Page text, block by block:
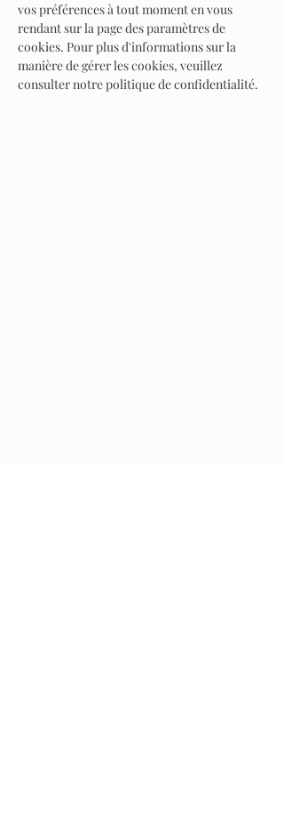
vos préférences à tout moment en vous
rendant sur la page des paramètres de
cookies. Pour plus d'informations sur la
manière de gérer les cookies, veuillez
consulter notrepolitique de confidentialité.